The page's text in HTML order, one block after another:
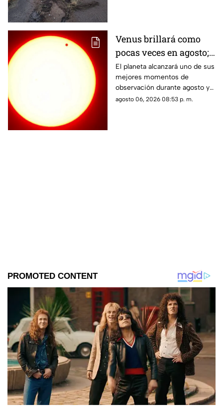
Venus brillará como
pocas veces en agosto;
a esta hora podrás
verlo durante este mes
El planeta alcanzará uno de sus
mejores momentos de
observación durante agosto y
podrá distinguirse sin
agosto 06, 2026 08:53 p. m.